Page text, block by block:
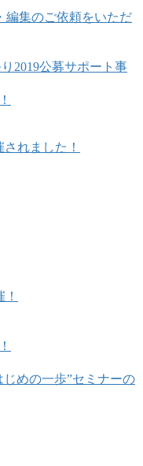
編集のご依頼をいただ
れました！
めの一歩”セミナーの